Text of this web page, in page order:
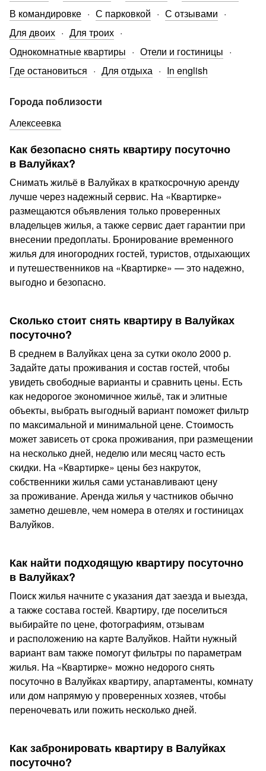
В командировке
С парковкой
С отзывами
Для двоих
Для троих
Однокомнатные квартиры
Отели и гостиницы
Где остановиться
Для отдыха In english
Города поблизости
Алексеевка
Как безопасно снять квартиру посуточно
в Валуйках?
Снимать жильё в Валуйках в краткосрочную аренду
лучше через надежный сервис. На «Квартирке»
размещаются объявления только проверенных
владельцев жилья, а также сервис дает гарантии при
внесении предоплаты. Бронирование временного
жилья для иногородних гостей, туристов, отдыхающих
и путешественников на «Квартирке» — это надежно,
выгодно и безопасно.
Сколько стоит снять квартиру в Валуйках
посуточно?
В среднем в Валуйках цена за сутки около 2000 р.
Задайте даты проживания и состав гостей, чтобы
увидеть свободные варианты и сравнить цены. Есть
как недорогое экономичное жильё, так и элитные
объекты, выбрать выгодный вариант поможет фильтр
по максимальной и минимальной цене. Стоимость
может зависеть от срока проживания, при размещении
на несколько дней, неделю или месяц часто есть
скидки. На «Квартирке» цены без накруток,
собственники жилья сами устанавливают цену
за проживание. Аренда жилья у частников обычно
заметно дешевле, чем номера в отелях и гостиницах
Валуйков.
Как найти подходящую квартиру посуточно
в Валуйках?
Поиск жилья начните c указания дат заезда и выезда,
а также состава гостей. Квартиру, где поселиться
выбирайте по цене, фотографиям, отзывам
и расположению на карте Валуйков. Найти нужный
вариант вам также помогут фильтры по параметрам
жилья. На «Квартирке» можно недорого снять
посуточно в Валуйках квартиру, апартаменты, комнату
или дом напрямую у проверенных хозяев, чтобы
переночевать или пожить несколько дней.
Как забронировать квартиру в Валуйках
посуточно?